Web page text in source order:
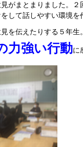
がまとまりました。２
して話しやすい環境を
を伝えたりする５年生
力強い行動に